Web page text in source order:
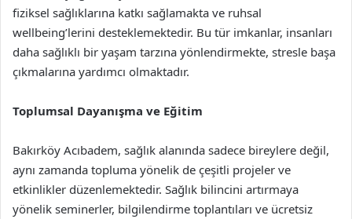
fiziksel sağlıklarına katkı sağlamakta ve ruhsal
wellbeing’lerini desteklemektedir. Bu tür imkanlar, insanları
daha sağlıklı bir yaşam tarzına yönlendirmekte, stresle başa
çıkmalarına yardımcı olmaktadır.
Toplumsal Dayanışma ve Eğitim
Bakırköy Acıbadem, sağlık alanında sadece bireylere değil,
aynı zamanda topluma yönelik de çeşitli projeler ve
etkinlikler düzenlemektedir. Sağlık bilincini artırmaya
yönelik seminerler, bilgilendirme toplantıları ve ücretsiz